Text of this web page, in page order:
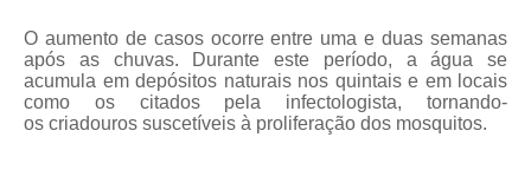
O aumento de casos ocorre entre uma e duas semanas
após as chuvas. Durante este período, a água se
acumula em depósitos naturais nos quintais e em locais
como os citados pela infectologista, tornando-
os criadouros suscetíveis à proliferação dos mosquitos.